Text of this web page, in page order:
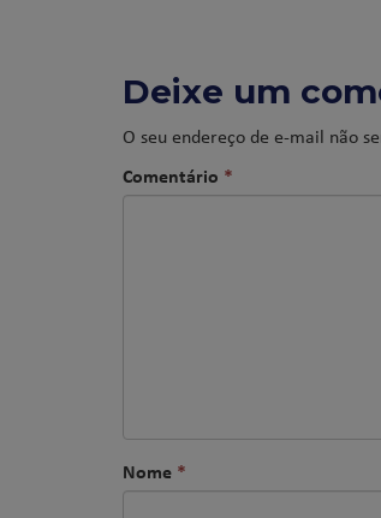
Deixe um
O seu endereço de e-mail não
Comentário *
Nome *